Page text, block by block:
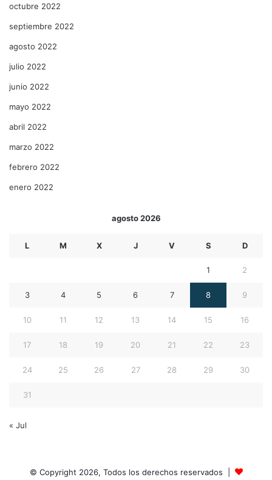
octubre 2022
septiembre 2022
agosto 2022
julio 2022
junio 2022
mayo 2022
abril 2022
marzo 2022
febrero 2022
enero 2022
agosto 2026
L M X J V S D
1 2
3 4 5 6 7 8 9
10 11 12 13 14 15 16
17 18 19 20 21 22 23
24 25 26 27 28 29 30
31
« Jul
© Copyright 2026, Todos los derechos reservados |